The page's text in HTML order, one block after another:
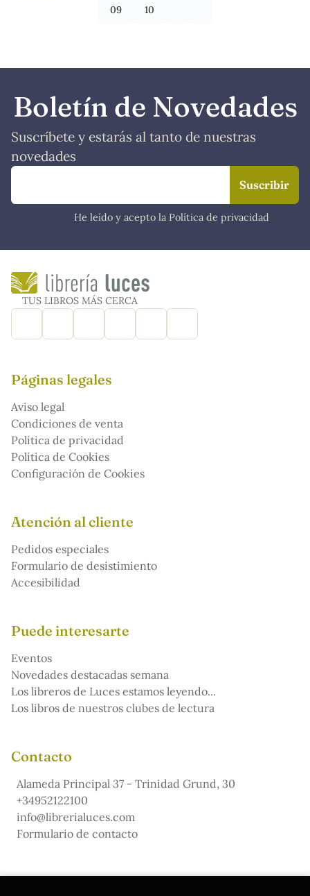
09 10
Boletín de Novedades
Suscríbete y estarás al tanto de nuestras
novedades
He leído y acepto la Política de privacidad
TUS LIBROS MÁS CERCA
Páginas legales
Aviso legal
Condiciones de venta
Política de privacidad
Política de Cookies
Configuración de Cookies
Atención al cliente
Pedidos especiales
Formulario de desistimiento
Accesibilidad
Puede interesarte
Eventos
Novedades destacadas semana
Los libreros de Luces estamos leyendo...
Los libros de nuestros clubes de lectura
Contacto
Alameda Principal 37 - Trinidad Grund, 30
+34952122100
info@librerialuces.com
Formulario de contacto